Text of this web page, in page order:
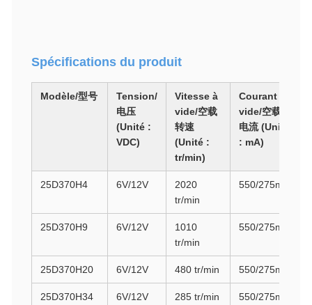
Spécifications du produit
Modèle/型号
Tension/
电压
(Unité :
VDC)
Vitesse à
vide/空载
转速
(Unité :
tr/min)
Courant à
vide/空载
电流 (Unité
: mA)
25D370H4 6V/12V
2020
tr/min
550/275mA
25D370H9 6V/12V
1010
tr/min
550/275mA
25D370H20 6V/12V 480 tr/min 550/275mA
25D370H34 6V/12V 285 tr/min 550/275mA